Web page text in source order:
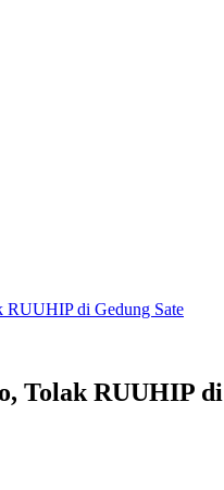
RUUHIP di Gedung Sate
Tolak RUUHIP